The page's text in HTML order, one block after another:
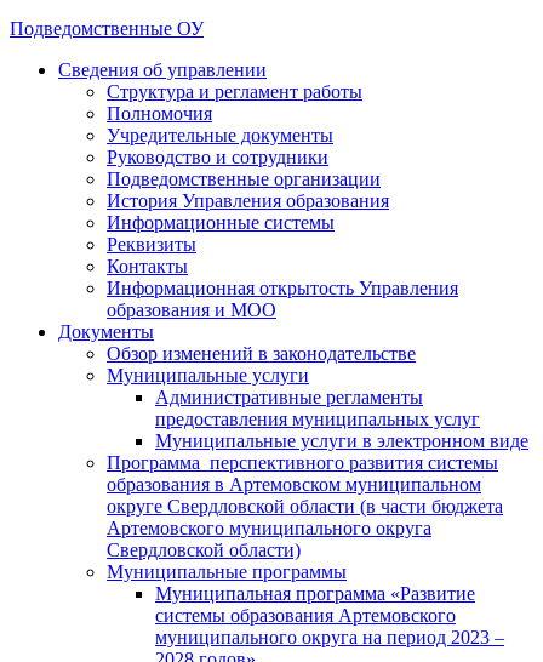
Подведомственные ОУ
Сведения об управлении
Структура и регламент работы
Полномочия
Учредительные документы
Руководство и сотрудники
Подведомственные организации
История Управления образования
Информационные системы
Реквизиты
Контакты
Информационная открытость Управления
образования и МОО
Документы
Обзор изменений в законодательстве
Муниципальные услуги
Административные регламенты
предоставления муниципальных услуг
Муниципальные услуги в электронном виде
Программа перспективного развития системы
образования в Артемовском муниципальном
округе Свердловской области (в части бюджета
Артемовского муниципального округа
Свердловской области)
Муниципальные программы
Муниципальная программа «Развитие
системы образования Артемовского
муниципального округа на период 2023 –